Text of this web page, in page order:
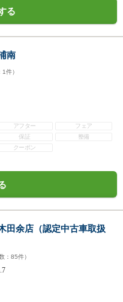
る
南
1件）
アフター
フェア
保証
整備
クーポン
余店（認定中古車取扱
： 85件）